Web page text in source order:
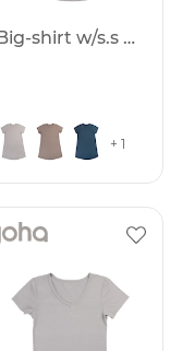
Big-shirt w/s.s Women
+ 1